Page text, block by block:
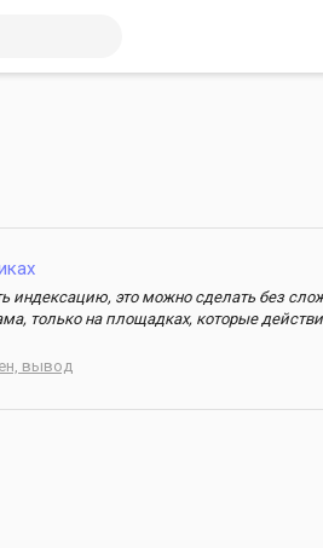
индексацию, это можно сделать без
только на площадках, которые
вывод